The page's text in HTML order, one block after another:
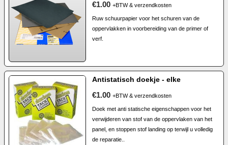
€1.00 +BTW & verzendkosten
Ruw schuurpapier voor het schuren van de
oppervlakken in voorbereiding van de primer of
verf.
Antistatisch doekje - elke
€1.00 +BTW & verzendkosten
Doek met anti statische eigenschappen voor het
verwijderen van stof van de oppervlaken van het
panel, en stoppen stof landing op terwijl u volledig
de reparatie..